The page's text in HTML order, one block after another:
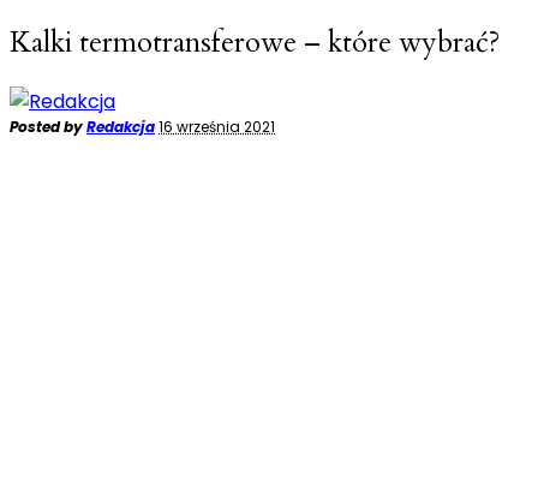
Kalki termotransferowe – które wybrać?
Posted byRedakcja16 września 2021